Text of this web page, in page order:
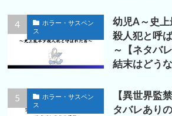
ホラー・サスペン
ス
幼児A～史上
殺人犯と呼
～【ネタバレ
結末はどう
ホラー・サスペン
ス
【異世界監
タバレあり